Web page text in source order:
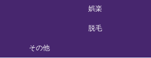
娯楽
脱毛
その他